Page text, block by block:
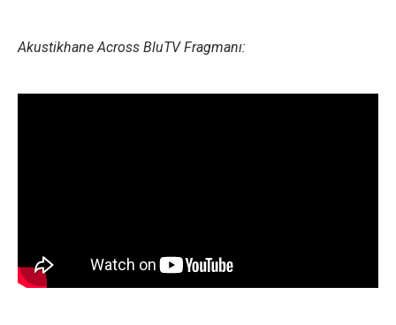
Akustikhane Across BluTV Fragmanı: